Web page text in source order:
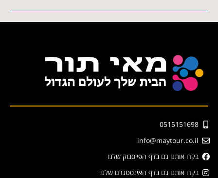
0515151698
info@maytour.co.il
בקרו אותנו גם בדף הפייסבוק שלנו
בקרו אותנו גם בדף האינסטגרם שלנו